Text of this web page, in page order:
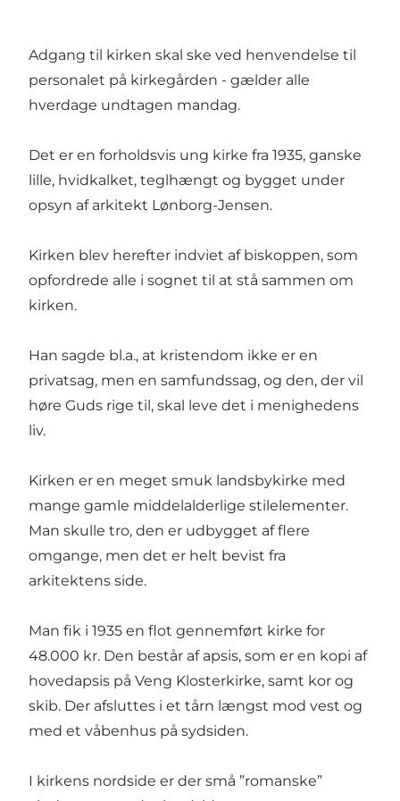
Adgang til kirken skal ske ved henvendelse til
personalet på kirkegården - gælder alle
hverdage undtagen mandag.
Det er en forholdsvis ung kirke fra 1935, ganske
lille, hvidkalket, teglhængt og bygget under
opsyn af arkitekt Lønborg-Jensen.
Kirken blev herefter indviet af biskoppen, som
opfordrede alle i sognet til at stå sammen om
kirken.
Han sagde bl.a., at kristendom ikke er en
privatsag, men en samfundssag, og den, der vil
høre Guds rige til, skal leve det i menighedens
liv.
Kirken er en meget smuk landsbykirke med
mange gamle middelalderlige stilelementer.
Man skulle tro, den er udbygget af flere
omgange, men det er helt bevist fra
arkitektens side.
Man fik i 1935 en flot gennemført kirke for
48.000 kr. Den består af apsis, som er en kopi af
hovedapsis på Veng Klosterkirke, samt kor og
skib. Der afsluttes i et tårn længst mod vest og
med et våbenhus på sydsiden.
I kirkens nordside er der små ”romanske”